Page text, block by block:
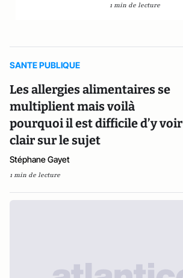
1 min de lecture
SANTE PUBLIQUE
Les allergies alimentaires se
multiplient mais voilà
pourquoi il est difficile d’y voir
clair sur le sujet
Stéphane Gayet
1 min de lecture